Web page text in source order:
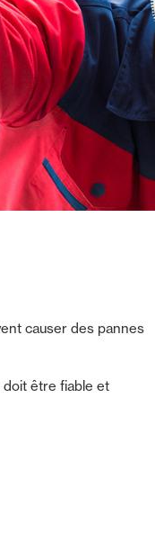
causer des pannes
doit être fiable et